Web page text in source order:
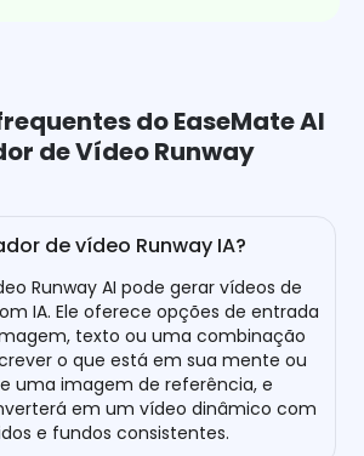
do EaseMate AI
de Vídeo Runway
de vídeo Runway IA?
Runway AI pode gerar vídeos de
IA. Ele oferece opções de entrada
texto ou uma combinação
o que está em sua mente ou
uma imagem de referência, e
em um vídeo dinâmico com
e fundos consistentes.